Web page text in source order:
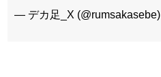
— デカ足_X (@rumsakasebe)